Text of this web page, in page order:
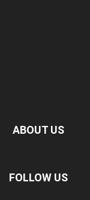
ABOUT US
FOLLOW US